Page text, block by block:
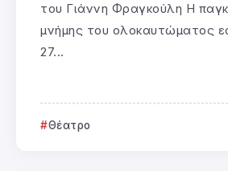
του Γιάννη Φραγκούλη Η
μνήμης του ολοκαυτώματος
27...
Θέατρο